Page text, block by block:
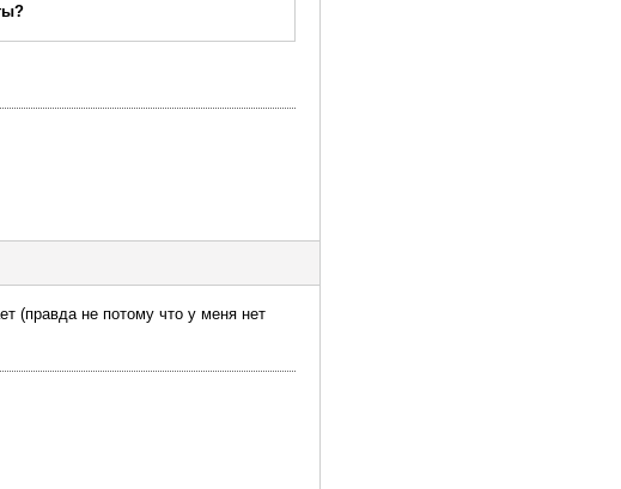
(правда не потому что у меня нет